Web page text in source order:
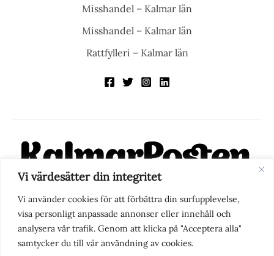
Vi värdesätter din integritet
Vi använder cookies för att förbättra din surfupplevelse,
visa personligt anpassade annonser eller innehåll och
analysera vår trafik. Genom att klicka på "Acceptera alla"
samtycker du till vår användning av cookies.
Misshandel – Kalmar län
Misshandel – Kalmar län
Rattfylleri – Kalmar län
KalmarPosten är en modern lokalnyhetstidning på nätet. Med
fokus på Kalmarregionen, men också med blick för det större
perspektivet, vill vi vara din självklara kanal för nyheter,
berättelser och engagemang. KalmarPosten grundades 1988 och
fick nya ägare 2025.